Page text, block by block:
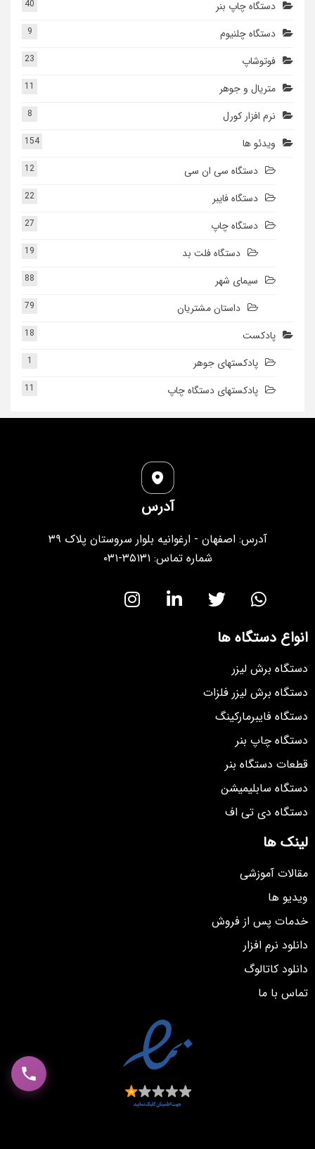
دستگاه چاپ بنر 40
دستگاه چلنیوم 9
فوتوشاپ 23
متریال و جوهر 11
نرم افزار کورل 8
ویدئو ها 154
دستگاه سی ان سی 12
دستگاه فایبر 22
دستگاه چاپ 27
دستگاه فلت بد 19
سیمای شهر 88
داستان مشتریان 79
پادکست 18
پادکستهای جوهر 1
پادکستهای دستگاه چاپ 11
آدرس
آدرس: اصفهان - ارغوانیه بلوار سروستان پلاک ۳۹
شماره تماس: ۳۵۱۳۱-۰۳۱
انواع دستگاه ها
دستگاه برش لیزر
دستگاه برش لیزر فلزات
دستگاه فایبرمارکینگ
دستگاه چاپ بنر
قطعات دستگاه بنر
دستگاه سابلیمیشن
دستگاه دی تی اف
لینک ها
مقالات آموزشی
ویدیو ها
خدمات پس از فروش
دانلود نرم افزار
دانلود کاتالوگ
تماس با ما